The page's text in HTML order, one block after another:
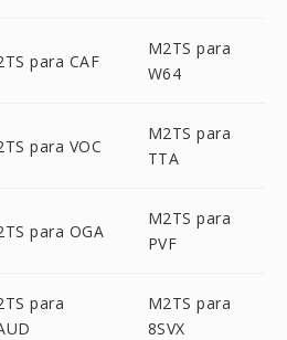
para CAF
M2TS para
W64
para VOC
M2TS para
TTA
para OGA
M2TS para
PVF
para
M2TS para
8SVX